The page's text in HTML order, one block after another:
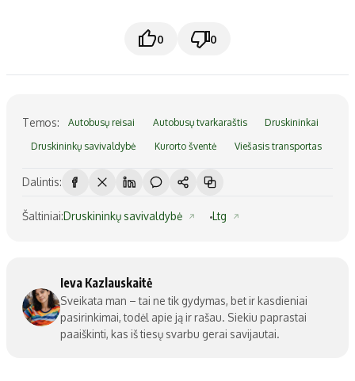
0 0
Temos: Autobusų reisai Autobusų tvarkaraštis Druskininkai
Druskininkų savivaldybė Kurorto šventė Viešasis transportas
Dalintis:
Šaltiniai:Druskininkų savivaldybė Ltg
Ieva Kazlauskaitė
Sveikata man – tai ne tik gydymas, bet ir kasdieniai
pasirinkimai, todėl apie ją ir rašau. Siekiu paprastai
paaiškinti, kas iš tiesų svarbu gerai savijautai.